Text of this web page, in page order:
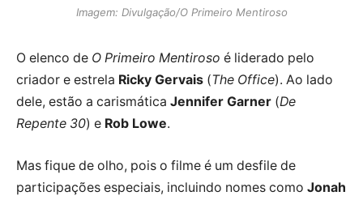
Imagem: Divulgação/O Primeiro Mentiroso
O elenco de O Primeiro Mentiroso é liderado pelo
criador e estrela Ricky Gervais (The Office). Ao lado
dele, estão a carismática Jennifer Garner (De
Repente 30) e Rob Lowe.
Mas fique de olho, pois o filme é um desfile de
participações especiais, incluindo nomes como Jonah